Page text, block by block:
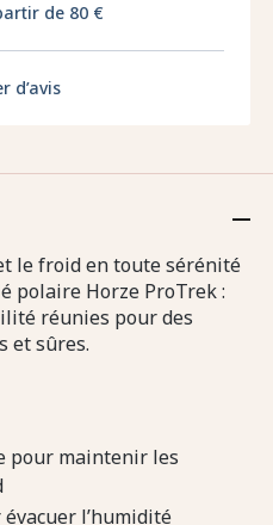
de 80 €
d’avis
le froid en toute sérénité
polaire Horze ProTrek :
réunies pour des
et sûres.
pour maintenir les
l’humidité